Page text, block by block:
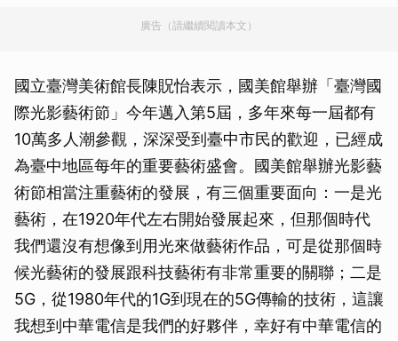
廣告（請繼續閱讀本文）
國立臺灣美術館長陳貺怡表示，國美館舉辦「臺灣國
際光影藝術節」今年邁入第5屆，多年來每一屆都有
10萬多人潮參觀，深深受到臺中市民的歡迎，已經成
為臺中地區每年的重要藝術盛會。國美館舉辦光影藝
術節相當注重藝術的發展，有三個重要面向：一是光
藝術，在1920年代左右開始發展起來，但那個時代
我們還沒有想像到用光來做藝術作品，可是從那個時
候光藝術的發展跟科技藝術有非常重要的關聯；二是
5G，從1980年代的1G到現在的5G傳輸的技術，這讓
我想到中華電信是我們的好夥伴，幸好有中華電信的